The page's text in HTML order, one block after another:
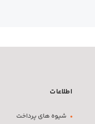
اطلاعات
شیوه های پرداخت